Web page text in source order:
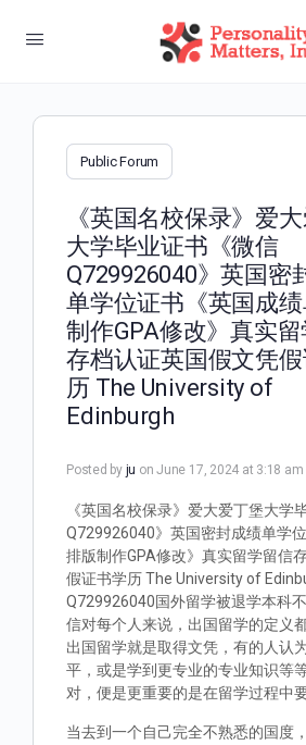
Public Forum
《英国名校保录》爱
大学毕业证书《微信
Q729926040》英国密
单学位证书《英国成
制作GPA修改》真实
存档认证英国假文凭
历 The University of
Edinburgh
Posted by ju on June 17, 2024 at 3:18 am
《英国名校保录》爱大爱丁堡大学
Q729926040》英国密封成绩单学
排版制作GPA修改》真实留学留信
假证书学历 The University of
Q729926040国外留学被退学本科
信对每个人来说，出国留学的定义
出国留学就是取得文凭，有的人认
平，或是学到更专业的专业知识等
对，便是更重要的是在留学过程中
当去到一个自己完全不熟悉的国度